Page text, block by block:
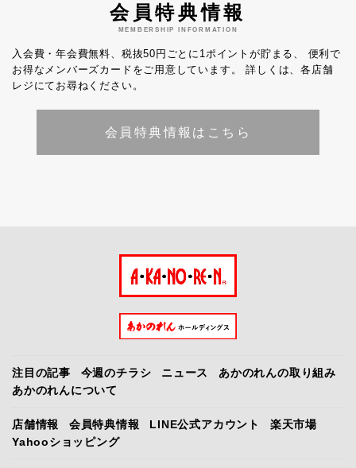
会員特典情報
MEMBERSHIP INFORMATION
入会費・年会費無料、税抜50円ごとに1ポイントが貯まる、
便利で
お得なメンバーズカードをご用意しています。
詳しくは、各店舗
レジにてお尋ねください。
会員特典情報はこちら
注目の記事 今週のチラシ ニュース
あかのれんの取り組み
あかのれんについて
店舗情報 会員特典情報 LINE公式アカウント
楽天市場
Yahooショッピング